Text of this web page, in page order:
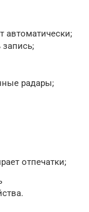
автоматически;
радары;
отпечатки;